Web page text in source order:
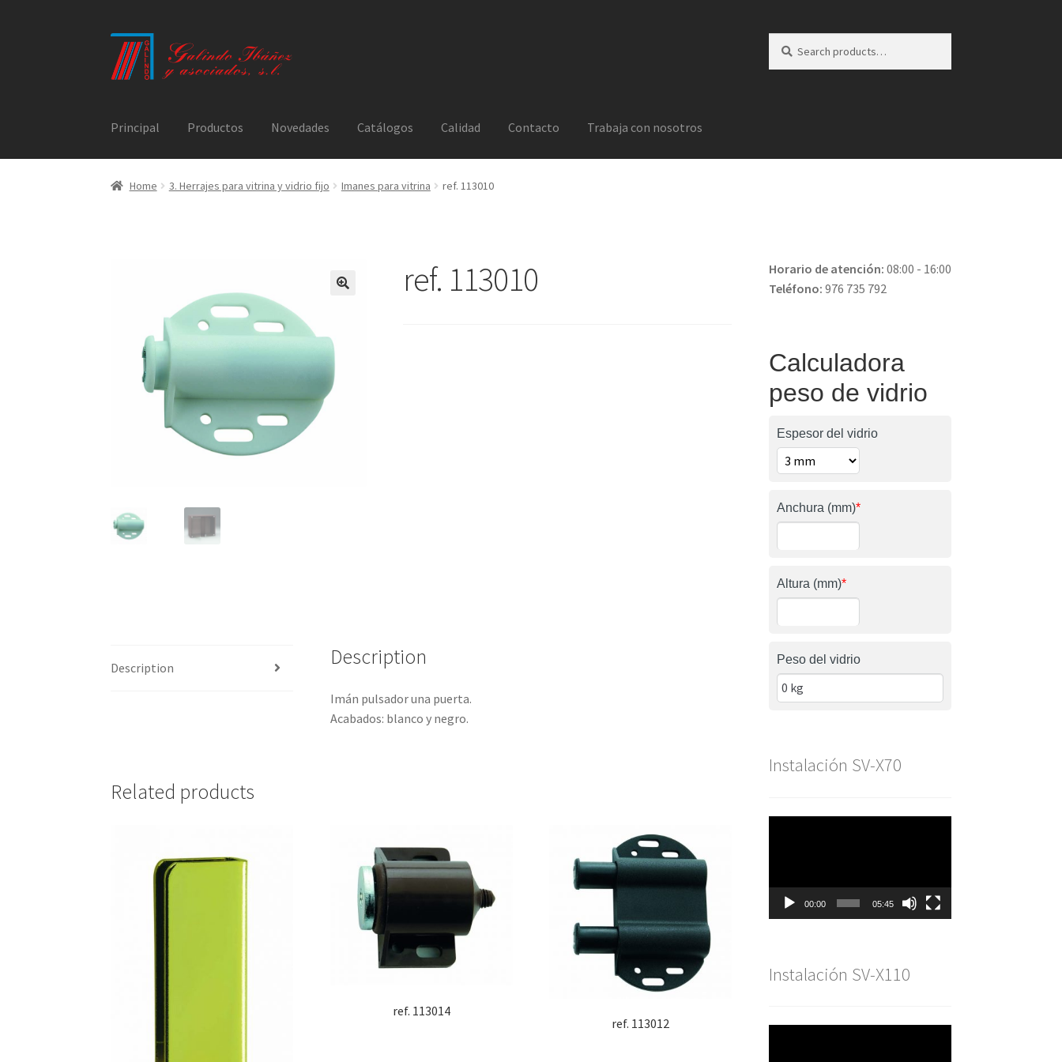
Ir
a
la
Ir
al
contenido
for:
Principal Productos Novedades Catálogos Calidad Contacto Trabaja con nosotros
Home 3. Herrajes para vitrina y vidrio fijo Imanes para vitrina ref. 113010
ref. 113010
Description Description
Imán pulsador una puerta.
Acabados: blanco y negro.
Related products
ref. 113014
ref. 113012
Horario de atención: 08:00 - 16:00
Teléfono: 976 735 792
Calculadora
peso de vidrio
Espesor del vidrio
Anchura (mm)*
Altura (mm)*
Peso del vidrio
Instalación SV-X70
00:00 05:45
Instalación SV-X110